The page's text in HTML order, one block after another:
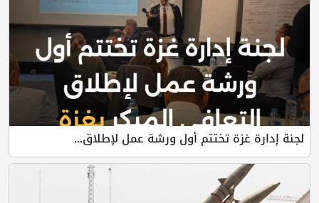
لجنة إدارة غزة تختتم أول ورشة عمل لإطلاق...